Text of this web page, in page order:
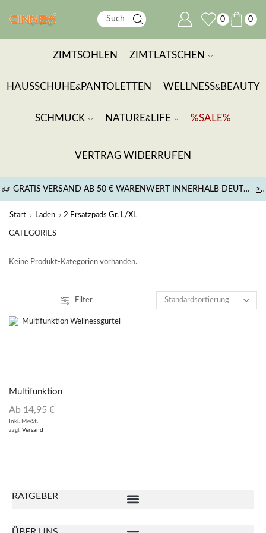
0 0
ZIMTSOHLEN ZIMTLATSCHEN
HAUSSCHUHE& PANTOLETTEN WELLNESS& BEAUTY
SCHMUCK NATURE& LIFE %SALE%
VERTRAG WIDERRUFEN
GRATIS VERSAND AB 50 € WARENWERT INNERHALB DEUTSCHLANDS
Start Laden 2 Ersatzpads Gr. L/XL
Filter
Multifunktion
Wellnessgürtel
Ab 14,95 €
Inkl. MwSt.
zzgl. Versand
CATEGORIES
Keine Produkt-Kategorien vorhanden.
RATGEBER